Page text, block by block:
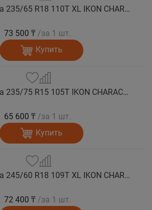
IKON Автошина 235/65 R18 110T XL IKON CHARACTER ICE 7 SUV шип.
73 500 ₸ /за 1 шт.
Купить
IKON Автошина 235/75 R15 105T IKON CHARACTER ICE 7 SUV шип.
65 600 ₸ /за 1 шт.
Купить
IKON Автошина 245/60 R18 109T XL IKON CHARACTER ICE 7 SUV шип.
72 400 ₸ /за 1 шт.